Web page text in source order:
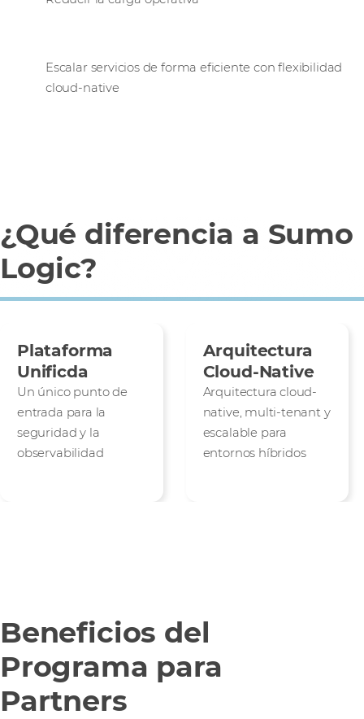
Escalar servicios de forma eficiente con flexibilidad
cloud-native
¿Qué diferencia a Sumo
Logic?
Plataforma
Unificda
Un único punto de
entrada para la
seguridad y la
observabilidad
Arquitectura
Cloud-Native
Arquitectura cloud-
native, multi-tenant y
escalable para
entornos híbridos
Beneficios del
Programa para
Partners